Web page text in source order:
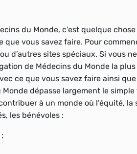
du Monde, c’est quelque
que vous savez faire. Pour
d’autres sites spéciaux. Si vous
de Médecins du Monde la
ce que vous savez faire ainsi
dépasse largement le simple
à un monde où l’équité,
les bénévoles :